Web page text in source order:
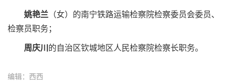
姚艳兰 （女）的南宁铁路运输检察院检察委员会委员、
检察员职务；
周庆川 的自治区钦城地区人民检察院检察长职务。
编辑：西西